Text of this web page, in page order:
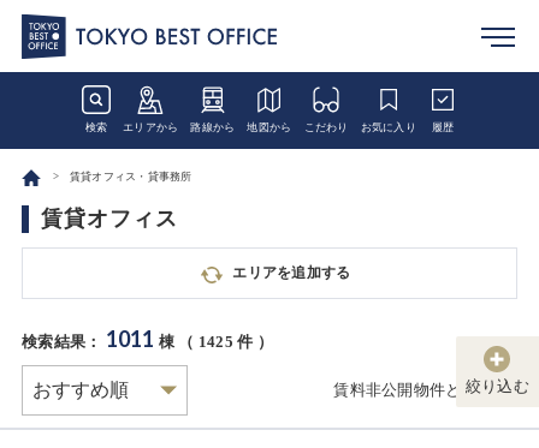
検索 エリアから 路線から 地図から こだわり お気に入り 履歴
賃貸オフィス・貸事務所
賃貸オフィス
エリアを追加する
絞り込む
検索結果： 1011 棟 （ 1425件 ）
賃料非公開物件とは